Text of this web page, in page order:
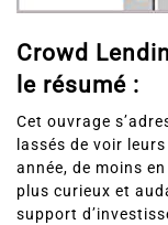
Crowd
le résumé :
Cet ouvrage
lassés de voir
année, de moins
plus curieux et
support